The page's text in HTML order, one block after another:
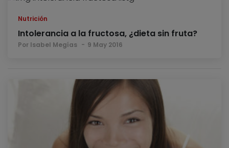
Nutrición
Intolerancia a la fructosa, ¿dieta sin fruta?
Por Isabel Megías 9 May 2016